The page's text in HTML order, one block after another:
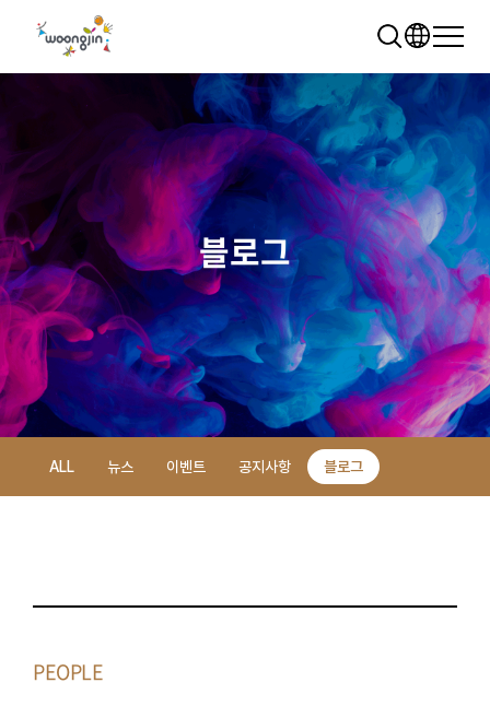
추천 검색어
WRMS WDMS SAP ERP
렌탈 모빌리티 클라우드
블로그
ALL 뉴스 이벤트 공지사항 블로그
PEOPLE